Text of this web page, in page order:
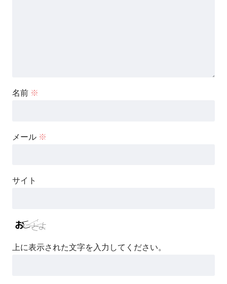
名前 ※
メール ※
サイト
上に表示された文字を入力してください。